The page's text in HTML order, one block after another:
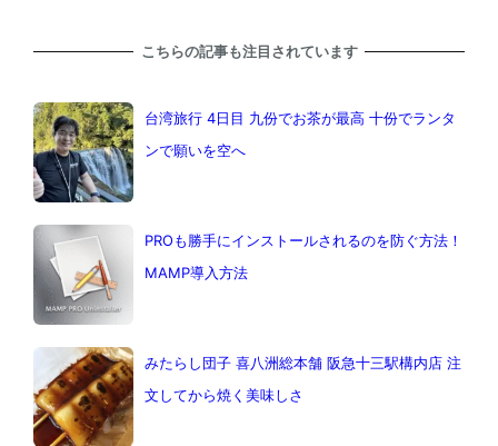
こちらの記事も注目されています
台湾旅行 4日目 九份でお茶が最高 十份でランタ
ンで願いを空へ
PROも勝手にインストールされるのを防ぐ方法！
MAMP導入方法
みたらし団子 喜八洲総本舗 阪急十三駅構内店 注
文してから焼く美味しさ